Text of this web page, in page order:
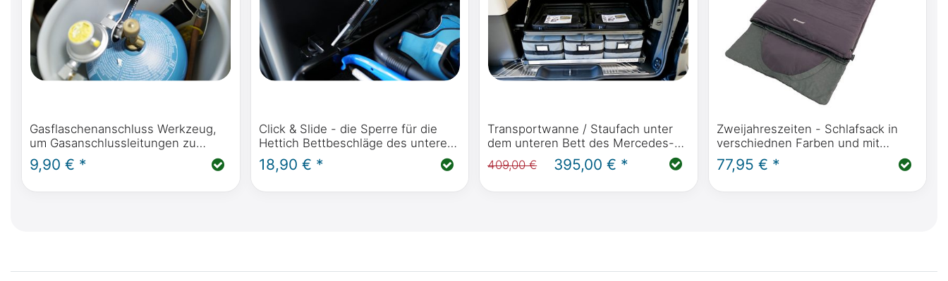
Gasflaschenanschluss Werkzeug,
um Gasanschlussleitungen zu
öffnen und zu schließen
9,90 € *
Click & Slide - die Sperre für die
Hettich Bettbeschläge des unteren
Bettes im Mercedes-Benz Marco
Polo W447 und Viano Marco Polo
18,90 € *
Transportwanne / Staufach unter
dem unteren Bett des Mercedes-
Benz Marco Polo W447 mit Küche
oder Viano Marco Polo W639
409,00 € 395,00 € *
Zweijahreszeiten - Schlafsack in
verschiednen Farben und mit
integriertem Kissen 220x85cm
77,95 € *